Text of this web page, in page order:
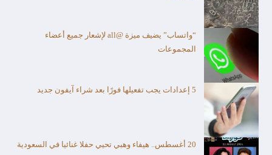
“واتساب” يضيف ميزة @all لإشعار جميع أعضاء
المجموعات
5 إعدادات يجب تفعيلها فورًا بعد شراء آيفون جديد
20 أغسطس.. هيفاء وهبي تحيي حفلا غنائيا في السعودية